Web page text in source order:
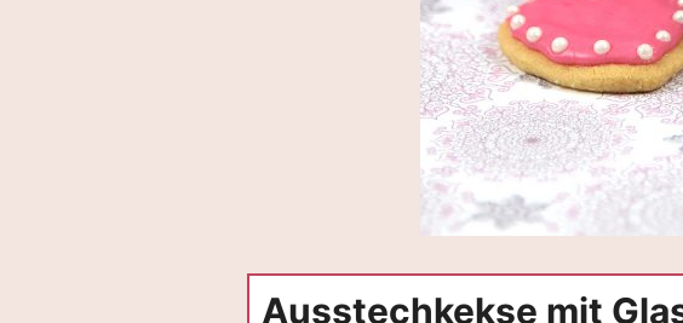
Ausstechkekse mit